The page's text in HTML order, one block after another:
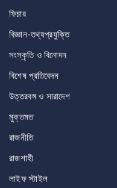
ফিচার
বিজ্ঞান-তথ্যপ্রযুক্তি
সংস্কৃতি ও বিনোদন
বিশেষ প্রতিবেদন
উত্তরবঙ্গ ও সারাদেশ
মুক্তমত
রাজনীতি
রাজশাহী
লাইফ স্টাইল